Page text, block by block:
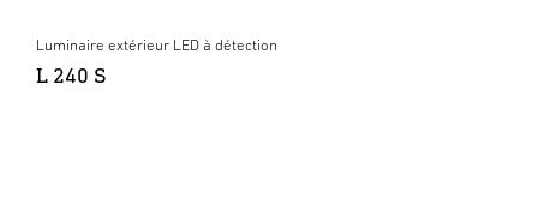
Luminaire extérieur LED à détection
L 240 S